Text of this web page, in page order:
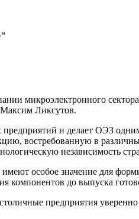
микроэлектронного
Ликсутов.
и делает ОЭЗ
востребованную в
независимость
особое значение для
компонентов до выпуска
предприятия